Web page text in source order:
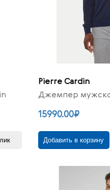
Pierre Cardin
Джемпер
15990.00₽
Добавить в корзину